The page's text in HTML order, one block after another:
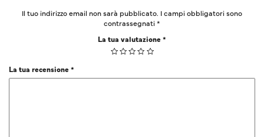
Il tuo indirizzo email non sarà pubblicato. I campi obbligatori sono
contrassegnati*
La tua valutazione*
La tua recensione*